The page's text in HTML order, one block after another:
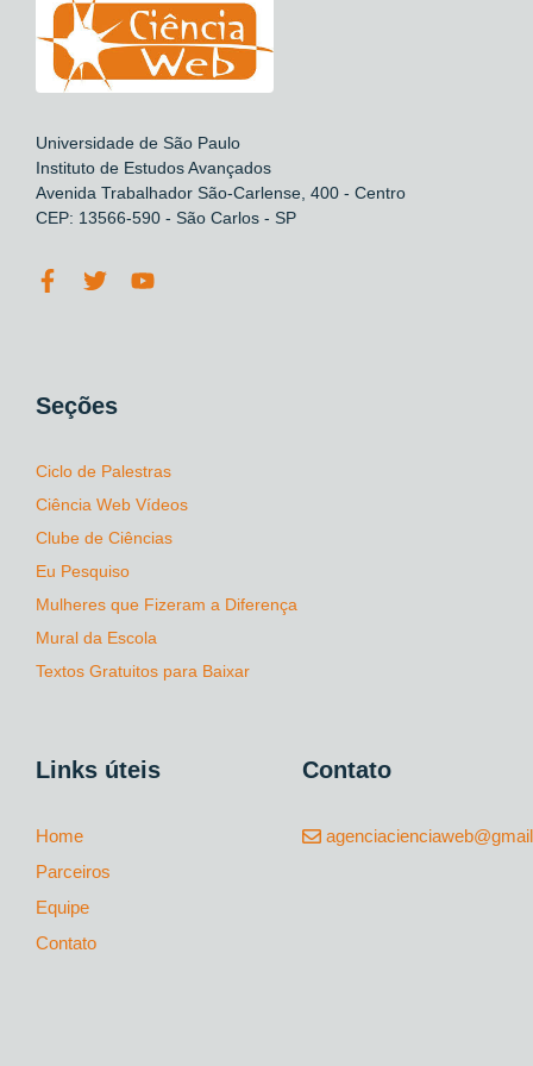
Universidade de São Paulo
Instituto de Estudos Avançados
Avenida Trabalhador São-Carlense, 400 - Centro
CEP: 13566-590 - São Carlos - SP
Seções
Ciclo de Palestras
Ciência Web Vídeos
Clube de Ciências
Eu Pesquiso
Mulheres que Fizeram a Diferença
Mural da Escola
Textos Gratuitos para Baixar
Links úteis
Home
Parceiros
Equipe
Contato
Contato